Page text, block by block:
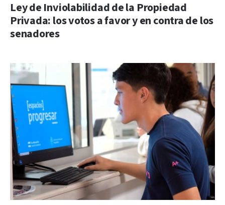
Ley de Inviolabilidad de la Propiedad
Privada: los votos a favor y en contra de los
senadores